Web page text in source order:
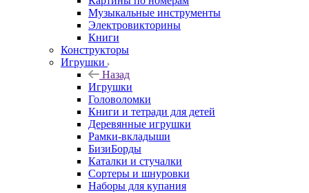
Музыкальные инструменты
Электровикторины
Книги
Конструкторы
Игрушки
Назад
Игрушки
Головоломки
Книги и тетради для детей
Деревянные игрушки
Рамки-вкладыши
БизиБорды
Каталки и стучалки
Сортеры и шнуровки
Наборы для купания